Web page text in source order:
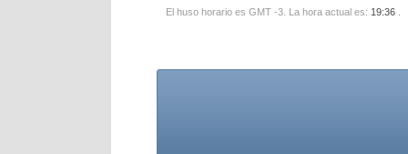
El huso horario es GMT -3. La hora actual es: 19:36